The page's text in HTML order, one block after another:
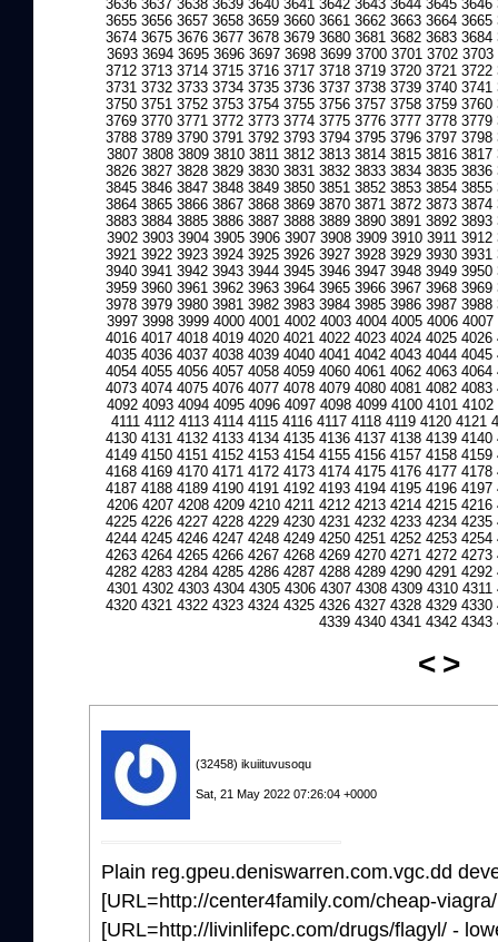
3636 3637 3638 3639 3640 3641 3642 3643 3644 3645 3646
3655 3656 3657 3658 3659 3660 3661 3662 3663 3664 3665
3674 3675 3676 3677 3678 3679 3680 3681 3682 3683 3684
3693 3694 3695 3696 3697 3698 3699 3700 3701 3702 3703
3712 3713 3714 3715 3716 3717 3718 3719 3720 3721 3722
3731 3732 3733 3734 3735 3736 3737 3738 3739 3740 3741
3750 3751 3752 3753 3754 3755 3756 3757 3758 3759 3760
3769 3770 3771 3772 3773 3774 3775 3776 3777 3778 3779
3788 3789 3790 3791 3792 3793 3794 3795 3796 3797 3798
3807 3808 3809 3810 3811 3812 3813 3814 3815 3816 3817
3826 3827 3828 3829 3830 3831 3832 3833 3834 3835 3836
3845 3846 3847 3848 3849 3850 3851 3852 3853 3854 3855
3864 3865 3866 3867 3868 3869 3870 3871 3872 3873 3874
3883 3884 3885 3886 3887 3888 3889 3890 3891 3892 3893
3902 3903 3904 3905 3906 3907 3908 3909 3910 3911 3912
3921 3922 3923 3924 3925 3926 3927 3928 3929 3930 3931
3940 3941 3942 3943 3944 3945 3946 3947 3948 3949 3950
3959 3960 3961 3962 3963 3964 3965 3966 3967 3968 3969
3978 3979 3980 3981 3982 3983 3984 3985 3986 3987 3988
3997 3998 3999 4000 4001 4002 4003 4004 4005 4006 4007
4016 4017 4018 4019 4020 4021 4022 4023 4024 4025 4026
4035 4036 4037 4038 4039 4040 4041 4042 4043 4044 4045
4054 4055 4056 4057 4058 4059 4060 4061 4062 4063 4064
4073 4074 4075 4076 4077 4078 4079 4080 4081 4082 4083
4092 4093 4094 4095 4096 4097 4098 4099 4100 4101 4102
4111 4112 4113 4114 4115 4116 4117 4118 4119 4120 4121
4130 4131 4132 4133 4134 4135 4136 4137 4138 4139 4140
4149 4150 4151 4152 4153 4154 4155 4156 4157 4158 4159
4168 4169 4170 4171 4172 4173 4174 4175 4176 4177 4178
4187 4188 4189 4190 4191 4192 4193 4194 4195 4196 4197
4206 4207 4208 4209 4210 4211 4212 4213 4214 4215 4216
4225 4226 4227 4228 4229 4230 4231 4232 4233 4234 4235
4244 4245 4246 4247 4248 4249 4250 4251 4252 4253 4254
4263 4264 4265 4266 4267 4268 4269 4270 4271 4272 4273
4282 4283 4284 4285 4286 4287 4288 4289 4290 4291 4292
4301 4302 4303 4304 4305 4306 4307 4308 4309 4310 4311
4320 4321 4322 4323 4324 4325 4326 4327 4328 4329 4330
4339 4340 4341 4342 4343
< >
(32458) ikuiituvusoqu
Sat, 21 May 2022 07:26:04 +0000
Plain reg.gpeu.deniswarren.com.vgc.dd
[URL=http://center4family.com/cheap-
[URL=http://livinlifepc.com/drugs/flagyl/ -